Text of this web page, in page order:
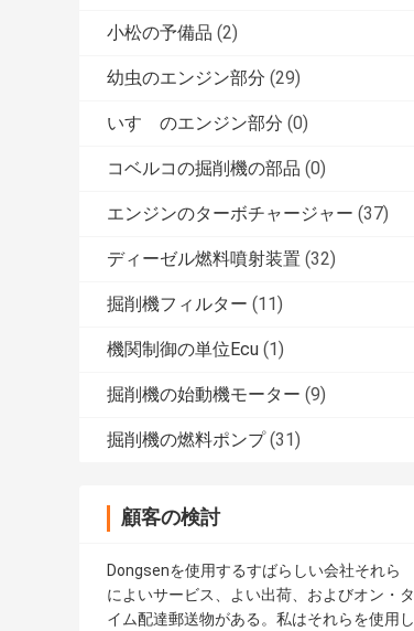
小松の予備品 (2)
幼虫のエンジン部分 (29)
いすゞのエンジン部分 (0)
コベルコの掘削機の部品 (0)
エンジンのターボチャージャー (37)
ディーゼル燃料噴射装置 (32)
掘削機フィルター (11)
機関制御の単位Ecu (1)
掘削機の始動機モーター (9)
掘削機の燃料ポンプ (31)
顧客の検討
Dongsenを使用するすばらしい会社それら
によいサービス、よい出荷、およびオン・タ
イム配達郵送物がある。私はそれらを使用し